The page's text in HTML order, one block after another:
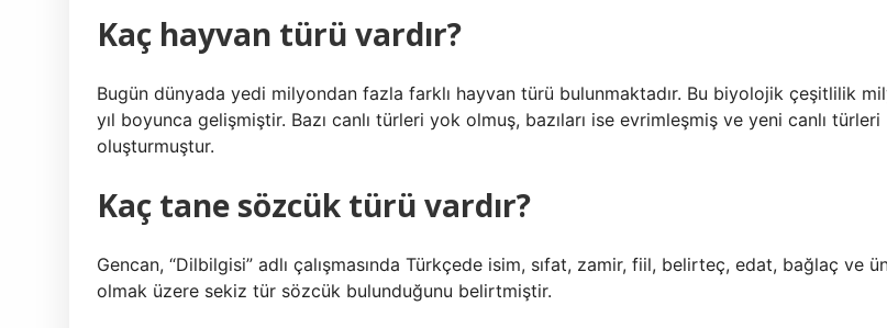
Kaç hayvan türü vardır?
Bugün dünyada yedi milyondan fazla farklı hayvan türü bulunmaktadır. Bu biyolojik çeşitlilik
yıl boyunca gelişmiştir. Bazı canlı türleri yok olmuş, bazıları ise evrimleşmiş ve yeni canlı türleri
oluşturmuştur.
Kaç tane sözcük türü vardır?
Gencan, “Dilbilgisi” adlı çalışmasında Türkçede isim, sıfat, zamir, fiil, belirteç, edat, bağlaç ve
olmak üzere sekiz tür sözcük bulunduğunu belirtmiştir.